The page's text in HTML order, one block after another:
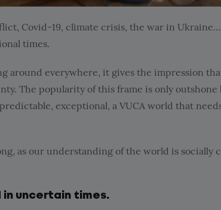
Covid-19, climate crisis, the war in
times.
around everywhere, it gives the impression
The popularity of this frame is only
exceptional, a VUCA world that
as our understanding of the world is socially
in uncertain times.